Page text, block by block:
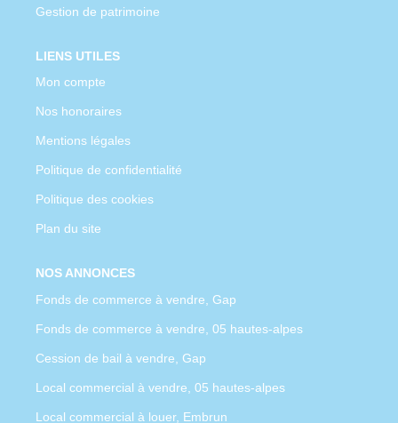
Gestion de patrimoine
LIENS UTILES
Mon compte
Nos honoraires
Mentions légales
Politique de confidentialité
Politique des cookies
Plan du site
NOS ANNONCES
Fonds de commerce à vendre, Gap
Fonds de commerce à vendre, 05 hautes-alpes
Cession de bail à vendre, Gap
Local commercial à vendre, 05 hautes-alpes
Local commercial à louer, Embrun